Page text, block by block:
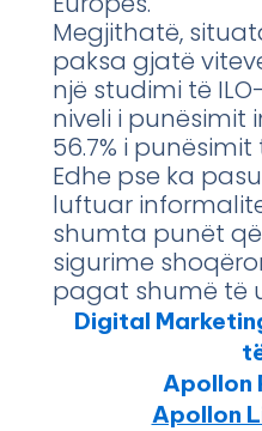
Megjithatë,
paksa gjatë
një studimi të
niveli i punësimit
56.7% i
Edhe pse ka
luftuar
shumta punët
sigurime
pagat shumë të
Digital
Apollon
Apollon